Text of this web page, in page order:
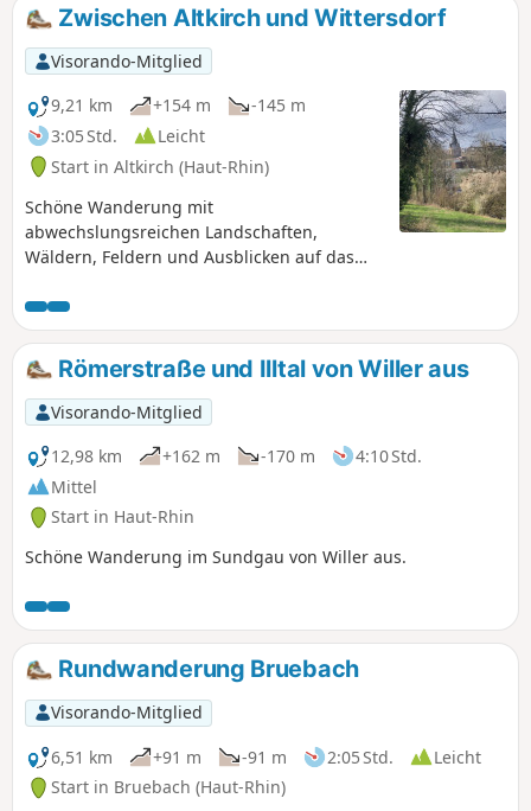
Zwischen Altkirch und Wittersdorf
Visorando-Mitglied
9,21 km
+154 m
-145 m
3:05 Std.
Leicht
Start in Altkirch (Haut-Rhin)
Schöne Wanderung mit
abwechslungsreichen Landschaften,
Wäldern, Feldern und Ausblicken auf das
sowie das hübsche Dorf Wittersdorf
unterhalb und Altkirch.
Römerstraße und Illtal von Willer aus
Visorando-Mitglied
12,98 km
+162 m -170 m
4:10 Std.
Mittel
Start in Haut-Rhin
Schöne Wanderung im Sundgau von Willer aus.
Rundwanderung Bruebach
Visorando-Mitglied
6,51 km
+91 m -91 m 2:05 Std.
Leicht
Start in Bruebach (Haut-Rhin)